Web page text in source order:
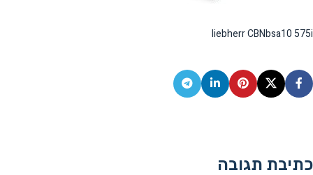
liebherr CBNbsa10 575i
כתיבת תגובה